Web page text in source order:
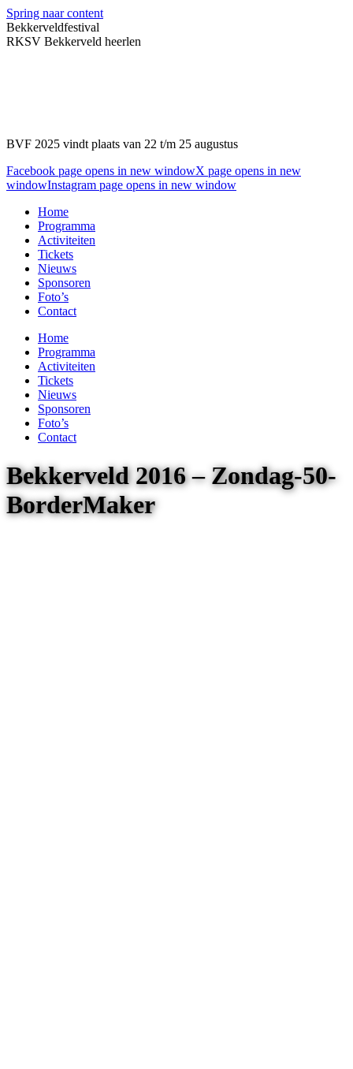
Spring naar content
Bekkerveldfestival
RKSV Bekkerveld heerlen
BVF 2025 vindt plaats van 22 t/m 25 augustus
Facebook page opens in new windowX page opens in new
windowInstagram page opens in new window
Home
Programma
Activiteiten
Tickets
Nieuws
Sponsoren
Foto’s
Contact
Home
Programma
Activiteiten
Tickets
Nieuws
Sponsoren
Foto’s
Contact
Bekkerveld 2016 – Zondag-50-
BorderMaker